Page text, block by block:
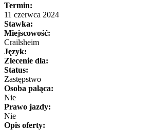
Termin:
11 czerwca 2024
Stawka:
Miejscowość:
Crailsheim
Język:
Zlecenie dla:
Status:
Zastępstwo
Osoba paląca:
Nie
Prawo jazdy:
Nie
Opis oferty: